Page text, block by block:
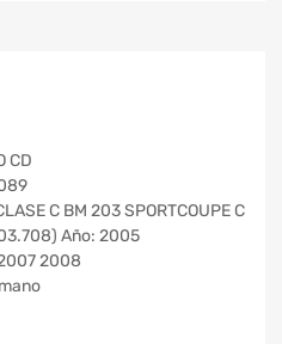
CD
C BM 203 SPORTCOUPE C
Año: 2005
2008